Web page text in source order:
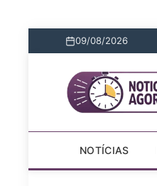
09/08/2026
NOTÍCIAS